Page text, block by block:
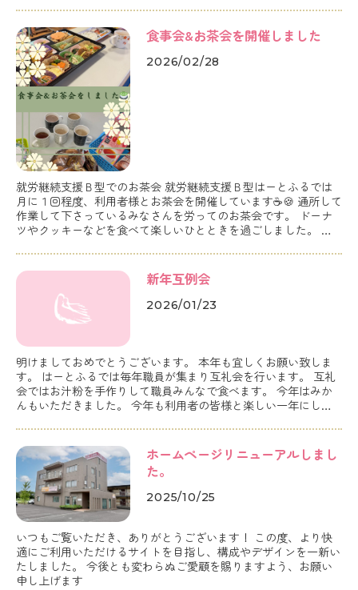
ペースを出発し、川を渡り竹林を通った後、戻ってくるというル
ートでした。 当日は御岳山もき
2026/02/28
食事会&お茶会を開催しました
就労継続支援Ｂ型でのお茶会 就労継続支援Ｂ型はーとふるでは
月に１回程度、利用者様とお茶会を開催しています☕️🍪 通所して
作業して下さっているみなさんを労ってのお茶会です。 ドーナ
ツやクッキーなどを食べて楽しいひとときを過ごしました。 よ
した いつもはお店で開催する事が多いのですが、今回ははーと
ふるで開催しました☺️
2026/01/23
新年互例会
明けましておめでとうございます。 本年も宜しくお願い致しま
す。 はーとふるでは毎年職員が集まり互礼会を行います。 互礼
会ではお汁粉を手作りして職員みんなで食べます。 今年はみか
んもいただきました。 今年も利用者の皆様と楽しい一年にして
い致します。
2025/10/25
ホームページリニューアルしまし
た。
いつもご覧いただき、ありがとうございます！ この度、より快
適にご利用いただけるサイトを目指し、構成やデザインを一新い
たしました。 今後とも変わらぬご愛顧を賜りますよう、お願い
申し上げます